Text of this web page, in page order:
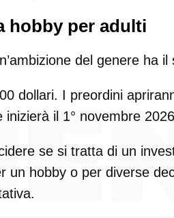
hobby per adulti
del genere ha il
dollari. I preordini
inizierà il 1° novembre
se si tratta di un
un hobby o per diverse